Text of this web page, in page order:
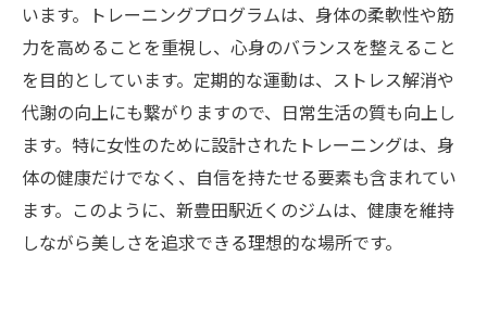
います。トレーニングプログラムは、身体の柔軟性や筋
力を高めることを重視し、心身のバランスを整えること
を目的としています。定期的な運動は、ストレス解消や
代謝の向上にも繋がりますので、日常生活の質も向上し
ます。特に女性のために設計されたトレーニングは、身
体の健康だけでなく、自信を持たせる要素も含まれてい
ます。このように、新豊田駅近くのジムは、健康を維持
しながら美しさを追求できる理想的な場所です。